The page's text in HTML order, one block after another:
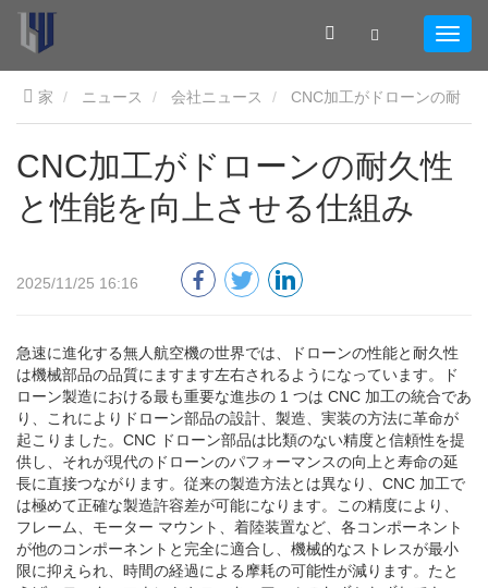
家 ニュース 会社ニュース
久性と性能を向上させる仕組み
CNC加工がドローンの耐久性
と性能を向上させる仕組み
2025/11/25 16:16
急速に進化する無人航空機の世界では、ドローンの性能と耐久性
は機械部品の品質にますます左右されるようになっています。ド
ローン製造における最も重要な進歩の 1 つは CNC 加工の統合であ
り、これによりドローン部品の設計、製造、実装の方法に革命が
起こりました。CNC ドローン部品は比類のない精度と信頼性を提
供し、それが現代のドローンのパフォーマンスの向上と寿命の延
長に直接つながります。従来の製造方法とは異なり、CNC 加工で
は極めて正確な製造許容差が可能になります。この精度により、
フレーム、モーター マウント、着陸装置など、各コンポーネント
が他のコンポーネントと完全に適合し、機械的なストレスが最小
限に抑えられ、時間の経過による摩耗の可能性が減ります。たと